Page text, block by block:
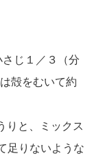
じ１／３（分
殻をむいて約
りと、ミックス
足りないような